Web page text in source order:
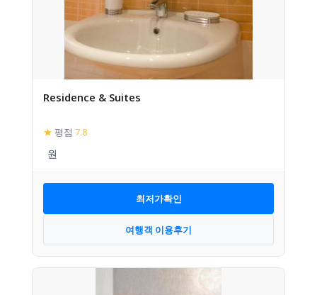
Residence & Suites
★ 평점 7.8
최저가확인
여행객 이용후기